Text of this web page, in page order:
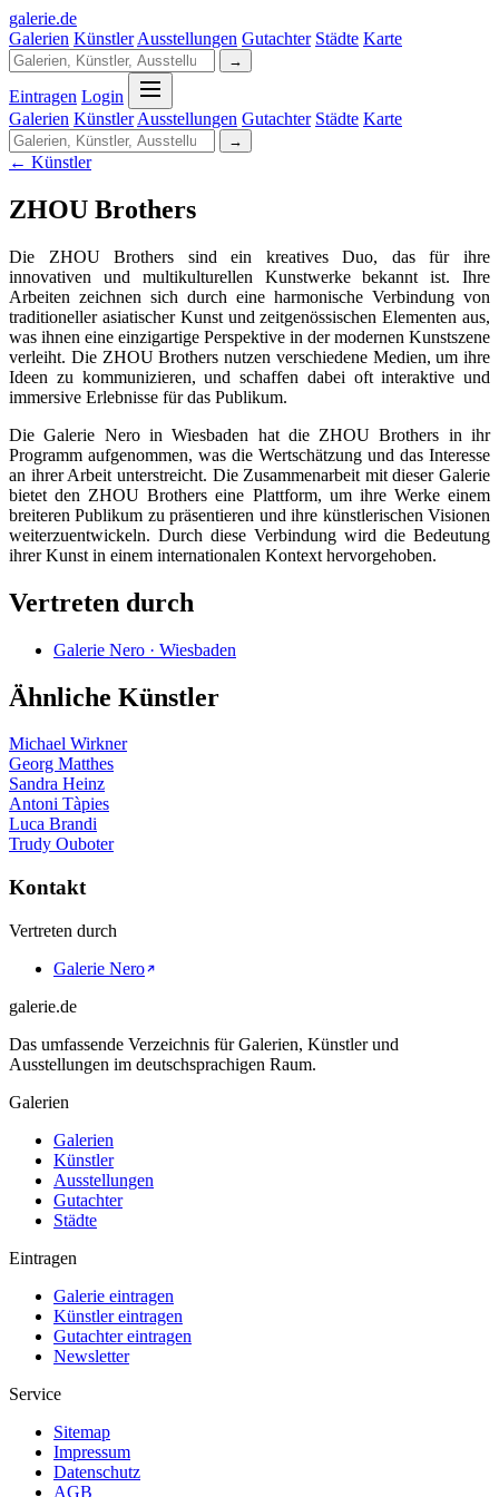
galerie.de
Galerien Künstler Ausstellungen Gutachter Städte Karte
→
Eintragen Login
Galerien Künstler Ausstellungen Gutachter Städte Karte
→
← Künstler
ZHOU Brothers
Die ZHOU Brothers sind ein kreatives Duo, das für ihre
innovativen und multikulturellen Kunstwerke bekannt ist. Ihre
Arbeiten zeichnen sich durch eine harmonische Verbindung von
traditioneller asiatischer Kunst und zeitgenössischen Elementen aus,
was ihnen eine einzigartige Perspektive in der modernen Kunstszene
verleiht. Die ZHOU Brothers nutzen verschiedene Medien, um ihre
Ideen zu kommunizieren, und schaffen dabei oft interaktive und
immersive Erlebnisse für das Publikum.
Die Galerie Nero in Wiesbaden hat die ZHOU Brothers in ihr
Programm aufgenommen, was die Wertschätzung und das Interesse
an ihrer Arbeit unterstreicht. Die Zusammenarbeit mit dieser Galerie
bietet den ZHOU Brothers eine Plattform, um ihre Werke einem
breiteren Publikum zu präsentieren und ihre künstlerischen Visionen
weiterzuentwickeln. Durch diese Verbindung wird die Bedeutung
ihrer Kunst in einem internationalen Kontext hervorgehoben.
Vertreten durch
Galerie Nero · Wiesbaden
Ähnliche Künstler
Michael Wirkner
Georg Matthes
Sandra Heinz
Antoni Tàpies
Luca Brandi
Trudy Ouboter
Kontakt
Vertreten durch
Galerie Nero
galerie.de
Das umfassende Verzeichnis für Galerien, Künstler und
Ausstellungen im deutschsprachigen Raum.
Galerien
Galerien
Künstler
Ausstellungen
Gutachter
Städte
Eintragen
Galerie eintragen
Künstler eintragen
Gutachter eintragen
Newsletter
Service
Sitemap
Impressum
Datenschutz
AGB